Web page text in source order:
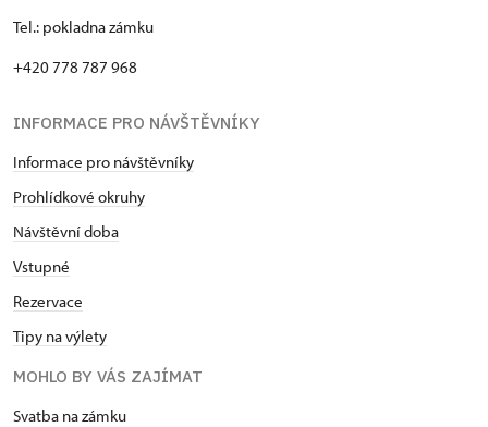
Tel.: pokladna zámku
+420 778 787 968
INFORMACE PRO NÁVŠTĚVNÍKY
Informace pro návštěvníky
Prohlídkové okruhy
Návštěvní doba
Vstupné
Rezervace
Tipy na výlety
MOHLO BY VÁS ZAJÍMAT
Svatba na zámku